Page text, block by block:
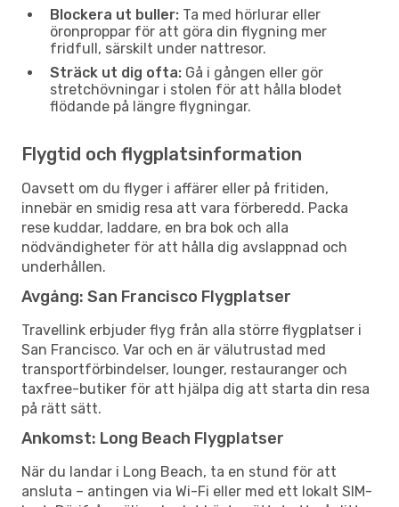
Blockera ut buller: Ta med hörlurar eller
öronproppar för att göra din flygning mer
fridfull, särskilt under nattresor.
Sträck ut dig ofta: Gå i gången eller gör
stretchövningar i stolen för att hålla blodet
flödande på längre flygningar.
Flygtid och flygplatsinformation
Oavsett om du flyger i affärer eller på fritiden,
innebär en smidig resa att vara förberedd. Packa
rese kuddar, laddare, en bra bok och alla
nödvändigheter för att hålla dig avslappnad och
underhållen.
Avgång: San Francisco Flygplatser
Travellink erbjuder flyg från alla större flygplatser i
San Francisco. Var och en är välutrustad med
transportförbindelser, lounger, restauranger och
taxfree-butiker för att hjälpa dig att starta din resa
på rätt sätt.
Ankomst: Long Beach Flygplatser
När du landar i Long Beach, ta en stund för att
ansluta – antingen via Wi-Fi eller med ett lokalt SIM-